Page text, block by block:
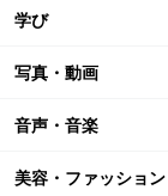
学び
写真・動画
音声・音楽
美容・ファッション